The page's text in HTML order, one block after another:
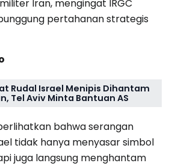
Iran, mengingat IRGC
pertahanan strategis
Rudal Israel Menipis Dihantam
Tel Aviv Minta Bantuan AS
bahwa serangan
tidak hanya menyasar simbol
juga langsung menghantam